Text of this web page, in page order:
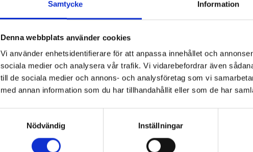
Samtycke Information
Denna webbplats använder cookies
Vi använder enhetsidentifierare för att anpassa innehållet och
sociala medier och analysera vår trafik. Vi vidarebefordrar även
till de sociala medier och annons- och analysföretag som vi
med annan information som du har tillhandahållit eller som de har
Nödvändig
Inställningar